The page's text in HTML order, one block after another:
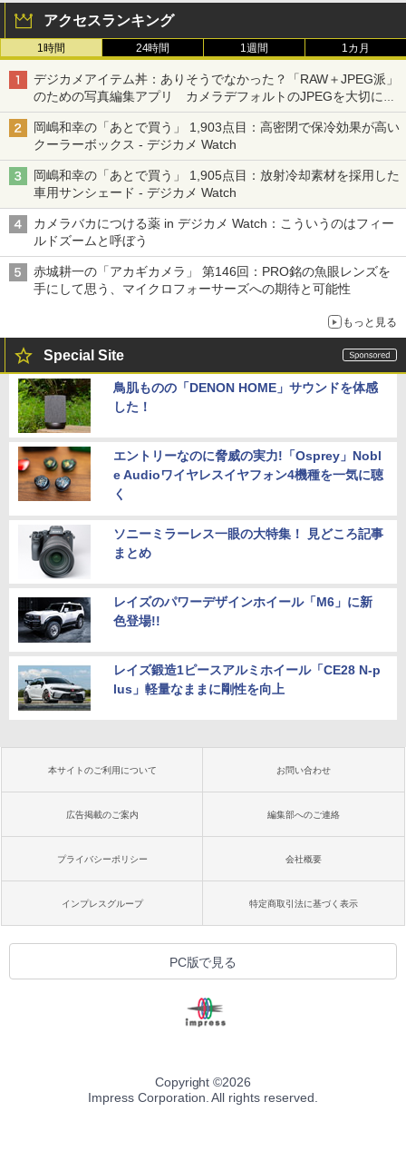
アクセスランキング
1時間 24時間 1週間 1カ月
デジカメアイテム丼：ありそうでなかった？「RAW＋JPEG派」
のための写真編集アプリ カメラデフォルトのJPEGを大切にす
る「Filmator」
岡嶋和幸の「あとで買う」 1,903点目：高密閉で保冷効果が高い
クーラーボックス - デジカメ Watch
岡嶋和幸の「あとで買う」 1,905点目：放射冷却素材を採用した
車用サンシェード - デジカメ Watch
カメラバカにつける薬 in デジカメ Watch：こういうのはフィー
ルドズームと呼ぼう
赤城耕一の「アカギカメラ」 第146回：PRO銘の魚眼レンズを
手にして思う、マイクロフォーサーズへの期待と可能性
もっと見る
Special Site
鳥肌ものの「DENON HOME」サウンドを体感
した！
エントリーなのに脅威の実力!「Osprey」Nobl
e Audioワイヤレスイヤフォン4機種を一気に聴
く
ソニーミラーレス一眼の大特集！ 見どころ記事
まとめ
レイズのパワーデザインホイール「M6」に新
色登場!!
レイズ鍛造1ピースアルミホイール「CE28 N-p
lus」軽量なままに剛性を向上
本サイトのご利用について お問い合わせ
広告掲載のご案内 編集部へのご連絡
プライバシーポリシー 会社概要
インプレスグループ 特定商取引法に基づく表示
PC版で見る
Copyright ©2026
Impress Corporation. All rights reserved.